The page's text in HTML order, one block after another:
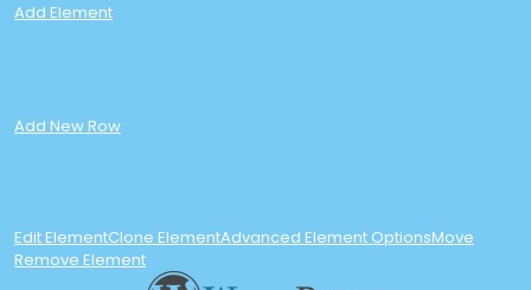
Add Element
Add New Row
Edit ElementClone ElementAdvanced Element OptionsMove
Remove Element